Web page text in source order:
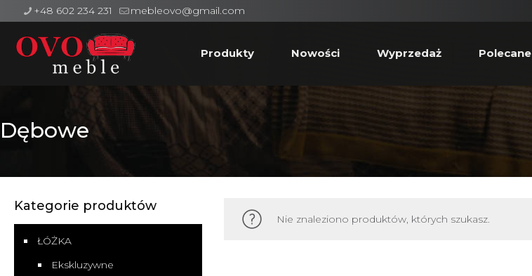
+48 602 234 231 mebleovo@gmail.com
Produkty Nowości Wyprzedaż Polecane
Dębowe
Nie znaleziono produktów, których szukasz.
Kategorie produktów
ŁÓŻKA
Ekskluzywne